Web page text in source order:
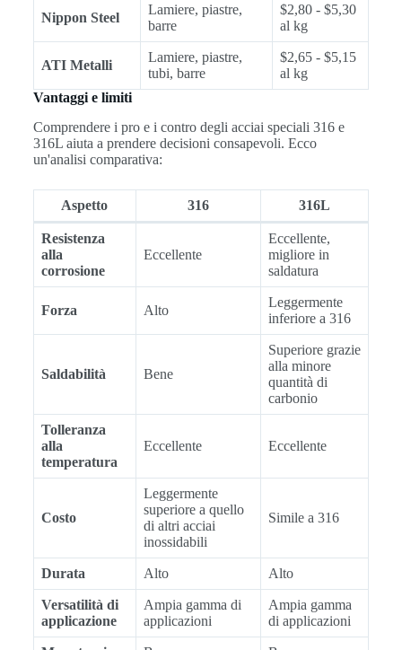
Nippon Steel
Lamiere, piastre,
barre
$2,80 - $5,30
al kg
ATI Metalli
Lamiere, piastre,
tubi, barre
$2,65 - $5,15
al kg
Vantaggi e limiti
Comprendere i pro e i contro degli acciai speciali 316 e
316L aiuta a prendere decisioni consapevoli. Ecco
un'analisi comparativa:
Aspetto 316 316L
Resistenza
alla
corrosione
Eccellente
Eccellente,
migliore in
saldatura
Forza Alto
Leggermente
inferiore a 316
Saldabilità Bene
Superiore grazie
alla minore
quantità di
carbonio
Tolleranza
alla
temperatura
Eccellente Eccellente
Costo
Leggermente
superiore a quello
di altri acciai
inossidabili
Simile a 316
Durata Alto Alto
Versatilità di
applicazione
Ampia gamma di
applicazioni
Ampia gamma
di applicazioni